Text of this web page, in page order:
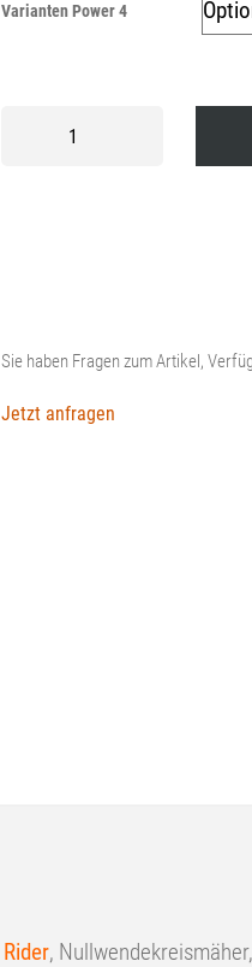
Varianten Power 4
Sonderkraftstoff
Sie haben Fragen zum Artikel,
Jetzt anfragen
Rider, Nullwendekreismäher,